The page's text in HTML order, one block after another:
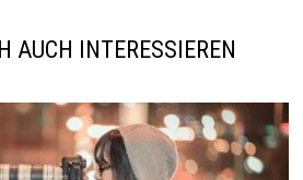
AUCH INTERESSIEREN